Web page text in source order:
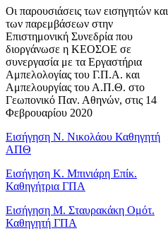
Οι παρουσιάσεις των εισηγητών και
των παρεμβάσεων στην
Επιστημονική Συνεδρία που
διοργάνωσε η ΚΕΟΣΟΕ σε
συνεργασία με τα Εργαστήρια
Αμπελολογίας του Γ.Π.Α. και
Αμπελουργίας του Α.Π.Θ. στο
Γεωπονικό Παν. Αθηνών, στις 14
Φεβρουαρίου 2020
Εισήγηση Ν. Νικολάου Καθηγητή
ΑΠΘ
Εισήγηση Κ. Μπινιάρη Επίκ.
Καθηγήτρια ΓΠΑ
Εισήγηση Μ. Σταυρακάκη Ομότ.
Καθηγητή ΓΠΑ